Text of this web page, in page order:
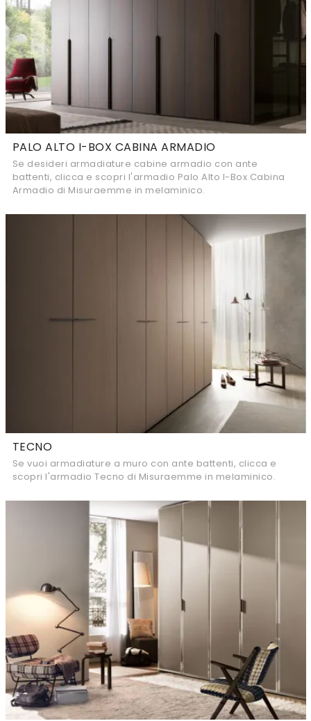
PALO ALTO I-BOX CABINA ARMADIO
Se desideri armadiature cabine armadio con ante
battenti, clicca e scopri l'armadio Palo Alto I-Box Cabina
Armadio di Misuraemme in melaminico.
TECNO
Se vuoi armadiature a muro con ante battenti, clicca e
scopri l'armadio Tecno di Misuraemme in melaminico.